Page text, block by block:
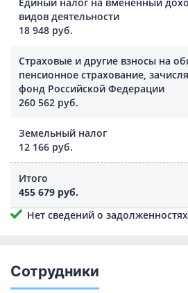
видов деятельности
18 948 руб.
Страховые и другие взносы на
пенсионное страхование,
фонд Российской Федерации
260 562 руб.
Земельный налог
12 166 руб.
Итого
455 679 руб.
Нет сведений о
Сотрудники